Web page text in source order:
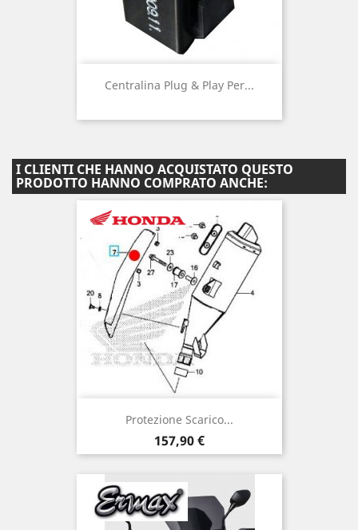
Centralina Plug & Play Per...
I CLIENTI CHE HANNO ACQUISTATO QUESTO
PRODOTTO HANNO COMPRATO ANCHE:
Protezione Scarico...
Prezzo
157,90 €